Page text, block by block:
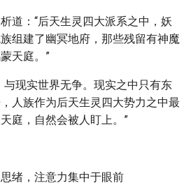
道：“后天生灵四大派系之中，妖
组建了幽冥地府，那些残留有神魔
天庭。”
与现实世界无争。现实之中只有东
人族作为后天生灵四大势力之中最
庭，自然会被人盯上。”
绪，注意力集中于眼前